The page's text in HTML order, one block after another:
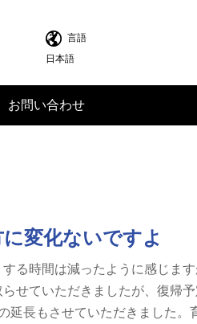
言語
日本語
お問い合わせ
変化ないですよ
る時間は減ったように感じま
せていただきましたが、復帰
延長もさせていただきました。